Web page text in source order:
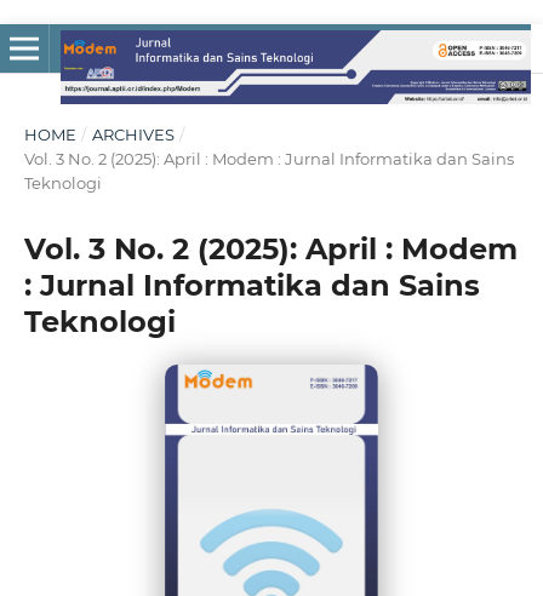
HOME / ARCHIVES /
Vol. 3 No. 2 (2025): April : Modem : Jurnal Informatika dan Sains
Teknologi
Vol. 3 No. 2 (2025): April : Modem
: Jurnal Informatika dan Sains
Teknologi